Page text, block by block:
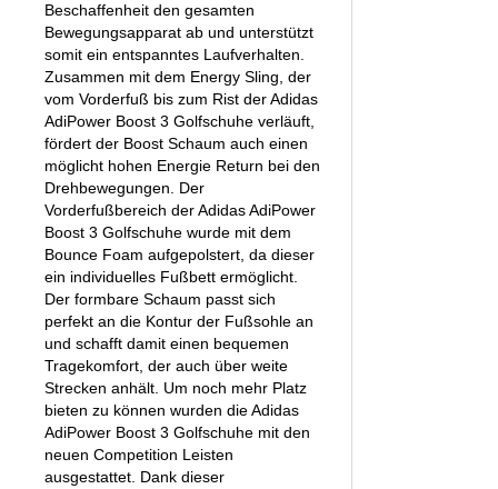
Beschaffenheit den gesamten
Bewegungsapparat ab und unterstützt
somit ein entspanntes Laufverhalten.
Zusammen mit dem Energy Sling, der
vom Vorderfuß bis zum Rist der Adidas
AdiPower Boost 3 Golfschuhe verläuft,
fördert der Boost Schaum auch einen
möglicht hohen Energie Return bei den
Drehbewegungen. Der
Vorderfußbereich der Adidas AdiPower
Boost 3 Golfschuhe wurde mit dem
Bounce Foam aufgepolstert, da dieser
ein individuelles Fußbett ermöglicht.
Der formbare Schaum passt sich
perfekt an die Kontur der Fußsohle an
und schafft damit einen bequemen
Tragekomfort, der auch über weite
Strecken anhält. Um noch mehr Platz
bieten zu können wurden die Adidas
AdiPower Boost 3 Golfschuhe mit den
neuen Competition Leisten
ausgestattet. Dank dieser